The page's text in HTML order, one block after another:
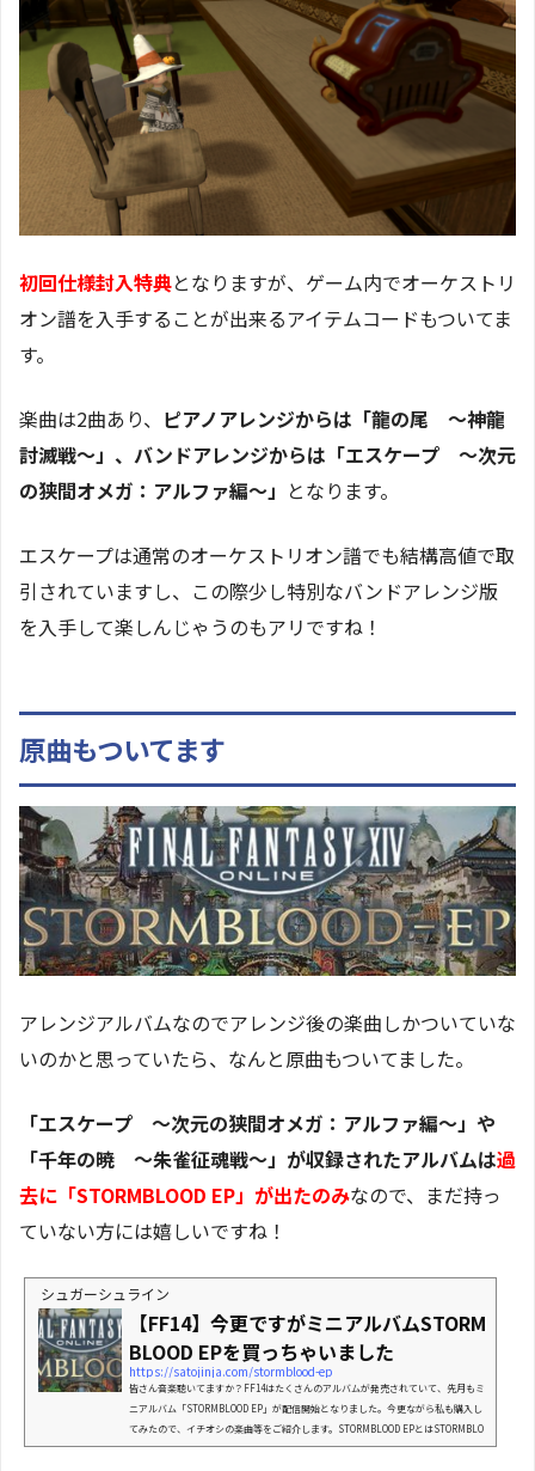
初回仕様封入特典となりますが、ゲーム内でオーケストリ
オン譜を入手することが出来るアイテムコードもついてま
す。
楽曲は2曲あり、 ピアノアレンジからは「龍の尾 〜神龍
討滅戦〜」、バンドアレンジからは「エスケープ 〜次元
の狭間オメガ：アルファ編〜」 となります。
エスケープは通常のオーケストリオン譜でも結構高値で取
引されていますし、この際少し特別なバンドアレンジ版
を入手して楽しんじゃうのもアリですね！
原曲もついてます
アレンジアルバムなのでアレンジ後の楽曲しかついていな
いのかと思っていたら、なんと原曲もついてました。
「エスケープ 〜次元の狭間オメガ：アルファ編〜」や
「千年の暁 〜朱雀征魂戦〜」が収録されたアルバムは過
去に「STORMBLOOD EP」が出たのみなので、まだ持っ
ていない方には嬉しいですね！
シュガーシュライン
【FF14】今更ですがミニアルバムSTORM
BLOOD EPを買っちゃいました
https://satojinja.com/stormblood-ep
皆さん音楽聴いてますか？FF14はたくさんのアルバムが発売されていて、先月もミ
ニアルバム「STORMBLOOD EP」が配信開始となりました。今更ながら私も購入し
てみたので、イチオシの楽曲等をご紹介します。STORMBLOOD EPとはSTORMBLO
OD EPはFF14の拡張パッケージ「STORMBLOOD 紅蓮のリベレーター」で実装され